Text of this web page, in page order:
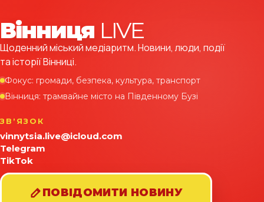
Вінниця LIVE
Щоденний міський медіаритм. Новини, люди, події
та історії Вінниці.
Фокус: громади, безпека, культура, транспорт
Вінниця: трамвайне місто на Південному Бузі
ЗВʼЯЗОК
vinnytsia.live@icloud.com
Telegram
TikTok
ПОВІДОМИТИ НОВИНУ